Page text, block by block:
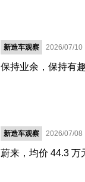
新造车观察 2026/07/10
保持业余，保持有趣
新造车观察 2026/07/08
蔚来，均价 44.3 万